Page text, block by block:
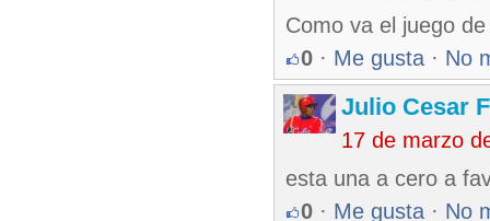
Como va el juego
0 · Me gusta · No
Julio Cesar
17 de marzo
esta una a cero a
0 · Me gusta · No